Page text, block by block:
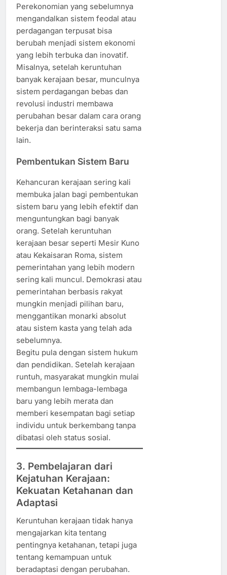
Perekonomian yang sebelumnya
mengandalkan sistem feodal atau
perdagangan terpusat bisa
berubah menjadi sistem ekonomi
yang lebih terbuka dan inovatif.
Misalnya, setelah keruntuhan
banyak kerajaan besar, munculnya
sistem perdagangan bebas dan
revolusi industri membawa
perubahan besar dalam cara orang
bekerja dan berinteraksi satu sama
lain.
Pembentukan Sistem Baru
Kehancuran kerajaan sering kali
membuka jalan bagi pembentukan
sistem baru yang lebih efektif dan
menguntungkan bagi banyak
orang. Setelah keruntuhan
kerajaan besar seperti Mesir Kuno
atau Kekaisaran Roma, sistem
pemerintahan yang lebih modern
sering kali muncul. Demokrasi atau
pemerintahan berbasis rakyat
mungkin menjadi pilihan baru,
menggantikan monarki absolut
atau sistem kasta yang telah ada
sebelumnya.
Begitu pula dengan sistem hukum
dan pendidikan. Setelah kerajaan
runtuh, masyarakat mungkin mulai
membangun lembaga-lembaga
baru yang lebih merata dan
memberi kesempatan bagi setiap
individu untuk berkembang tanpa
dibatasi oleh status sosial.
3. Pembelajaran dari
Kejatuhan Kerajaan:
Kekuatan Ketahanan dan
Adaptasi
Keruntuhan kerajaan tidak hanya
mengajarkan kita tentang
pentingnya ketahanan, tetapi juga
tentang kemampuan untuk
beradaptasi dengan perubahan.